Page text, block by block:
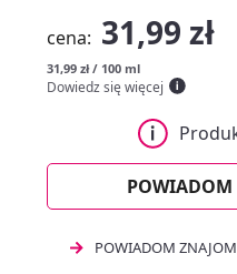
cena: 31,99 zł
31,99 zł / 100 ml
Dowiedz się więcej
POWIADOM
POWIADOM